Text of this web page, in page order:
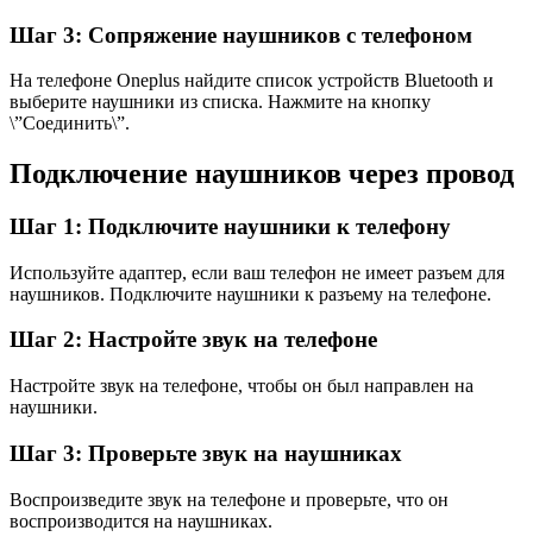
Шаг 3: Сопряжение наушников с телефоном
На телефоне Oneplus найдите список устройств Bluetooth и
выберите наушники из списка. Нажмите на кнопку
\”Соединить\”.
Подключение наушников через провод
Шаг 1: Подключите наушники к телефону
Используйте адаптер, если ваш телефон не имеет разъем для
наушников. Подключите наушники к разъему на телефоне.
Шаг 2: Настройте звук на телефоне
Настройте звук на телефоне, чтобы он был направлен на
наушники.
Шаг 3: Проверьте звук на наушниках
Воспроизведите звук на телефоне и проверьте, что он
воспроизводится на наушниках.